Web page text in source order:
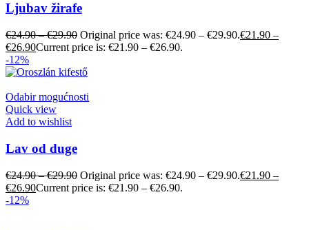
Ljubav žirafe
€24.90–€29.90 Original price was: €24.90 – €29.90.€21.90 –
€26.90Current price is: €21.90 – €26.90.
-12%
Odabir mogućnosti
Quick view
Add to wishlist
Lav od duge
€24.90–€29.90 Original price was: €24.90 – €29.90.€21.90 –
€26.90Current price is: €21.90 – €26.90.
-12%